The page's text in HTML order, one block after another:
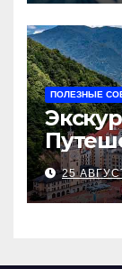
ПОЛЕЗНЫЕ
25